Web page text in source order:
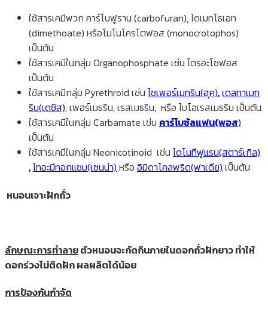
ใช้สารเคมีพวก คาร์โบฟูราน (carbofuran), ไดเมทโธเอท
(dimethoate) หรือโมโนโครโตฟอส (monocrotophos)
เป็นต้น
ใช้สารเคมีในกลุ่ม Organophosphate เช่น ไตรอะโซฟอส
เป็นต้น
ใช้สารเคมีกลุ่ม Pyrethroid เช่น ไซเพอร์เมทริน(ฮุค),เดลทาเมท
ริน(เดซิส), เพอร์เมธริน, เรสเมธริน, หรือ ไบโอเรสเมธริน เป็นต้น
ใช้สารเคมีในกลุ่ม Carbamate เช่น คาร์โบซัลแฟน(พอส)
เป็นต้น
ใช้สารเคมีในกลุ่ม Neonicotinoid เช่น ไดโนทีฟูแรน(สตาร์เกิล)
,ไทอะมีทอกแซม(เซนน่า) หรือ อิมิดาโคลพริด(ฟาเดีย) เป็นต้น
หนอนเจาะฝักถั่ว
ลักษณะการทำลายตัวหนอนจะกัดกินภายในดอกถั่วฝักยาว ทำให้
ดอกร่วงไม่ติดฝัก ผลผลิตได้น้อย
การป้องกันกำจัด